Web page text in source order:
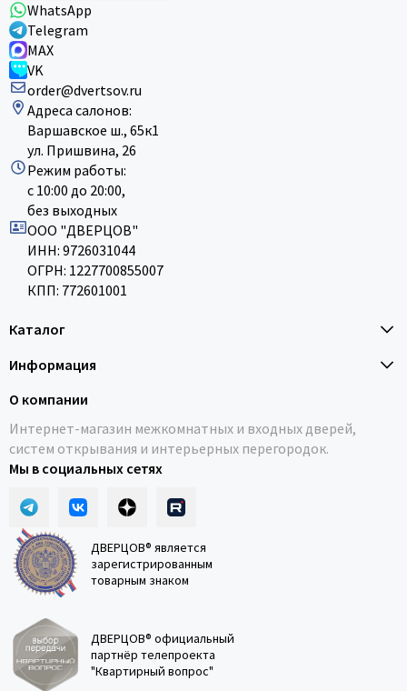
WhatsApp
Telegram
MAX
VK
order@dvertsov.ru
Адреса салонов:
Варшавское ш., 65к1
ул. Пришвина, 26
Режим работы:
с 10:00 до 20:00,
без выходных
ООО "ДВЕРЦОВ"
ИНН: 9726031044
ОГРН: 1227700855007
КПП: 772601001
Каталог
Информация
О компании
Интернет-магазин межкомнатных и входных дверей,
систем открывания и интерьерных перегородок.
Мы в социальных сетях
ДВЕРЦОВ® является
зарегистрированным
товарным знаком
ДВЕРЦОВ® официальный
партнёр телепроекта
"Квартирный вопрос"